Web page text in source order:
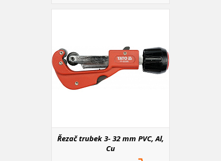
Řezač trubek 3- 32 mm PVC, Al,
Cu